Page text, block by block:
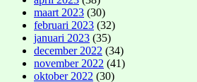
maart 2023 (30)
februari 2023 (32)
januari 2023 (35)
december 2022 (34)
november 2022 (41)
oktober 2022 (30)